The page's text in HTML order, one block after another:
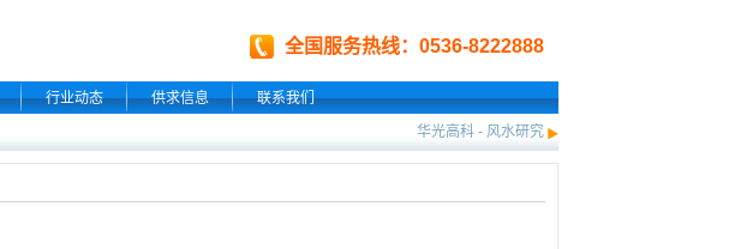
全国服务热线：0536-8222888
行业动态 供求信息
联系我们
华光高科 - 风水研究